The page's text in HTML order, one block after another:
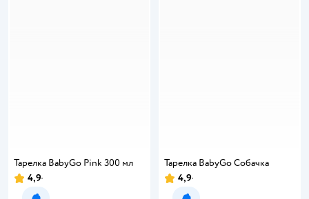
Тарелка BabyGo Pink 300 мл
4,9
Тарелка BabyGo Собачка
4,9